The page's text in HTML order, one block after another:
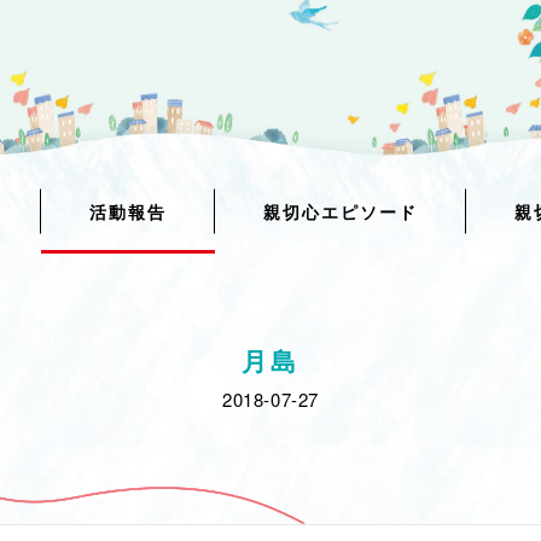
活動報告 親切心エピソード 親
月島
2018-07-27